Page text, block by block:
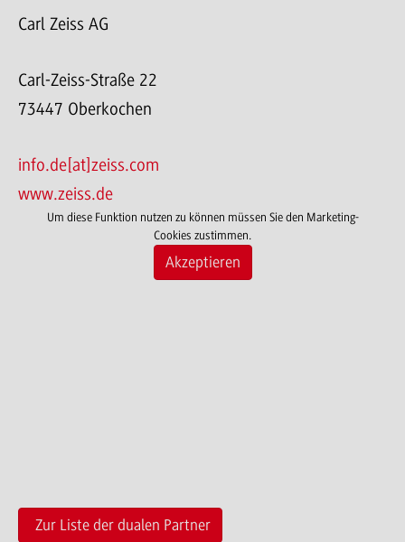
Carl Zeiss AG
Carl-Zeiss-Straße 22
73447 Oberkochen
info.de[at]zeiss.com
www.zeiss.de
Um diese Funktion nutzen zu können müssen Sie den Marketing-
Cookies zustimmen.
Akzeptieren
Zur Liste der dualen Partner